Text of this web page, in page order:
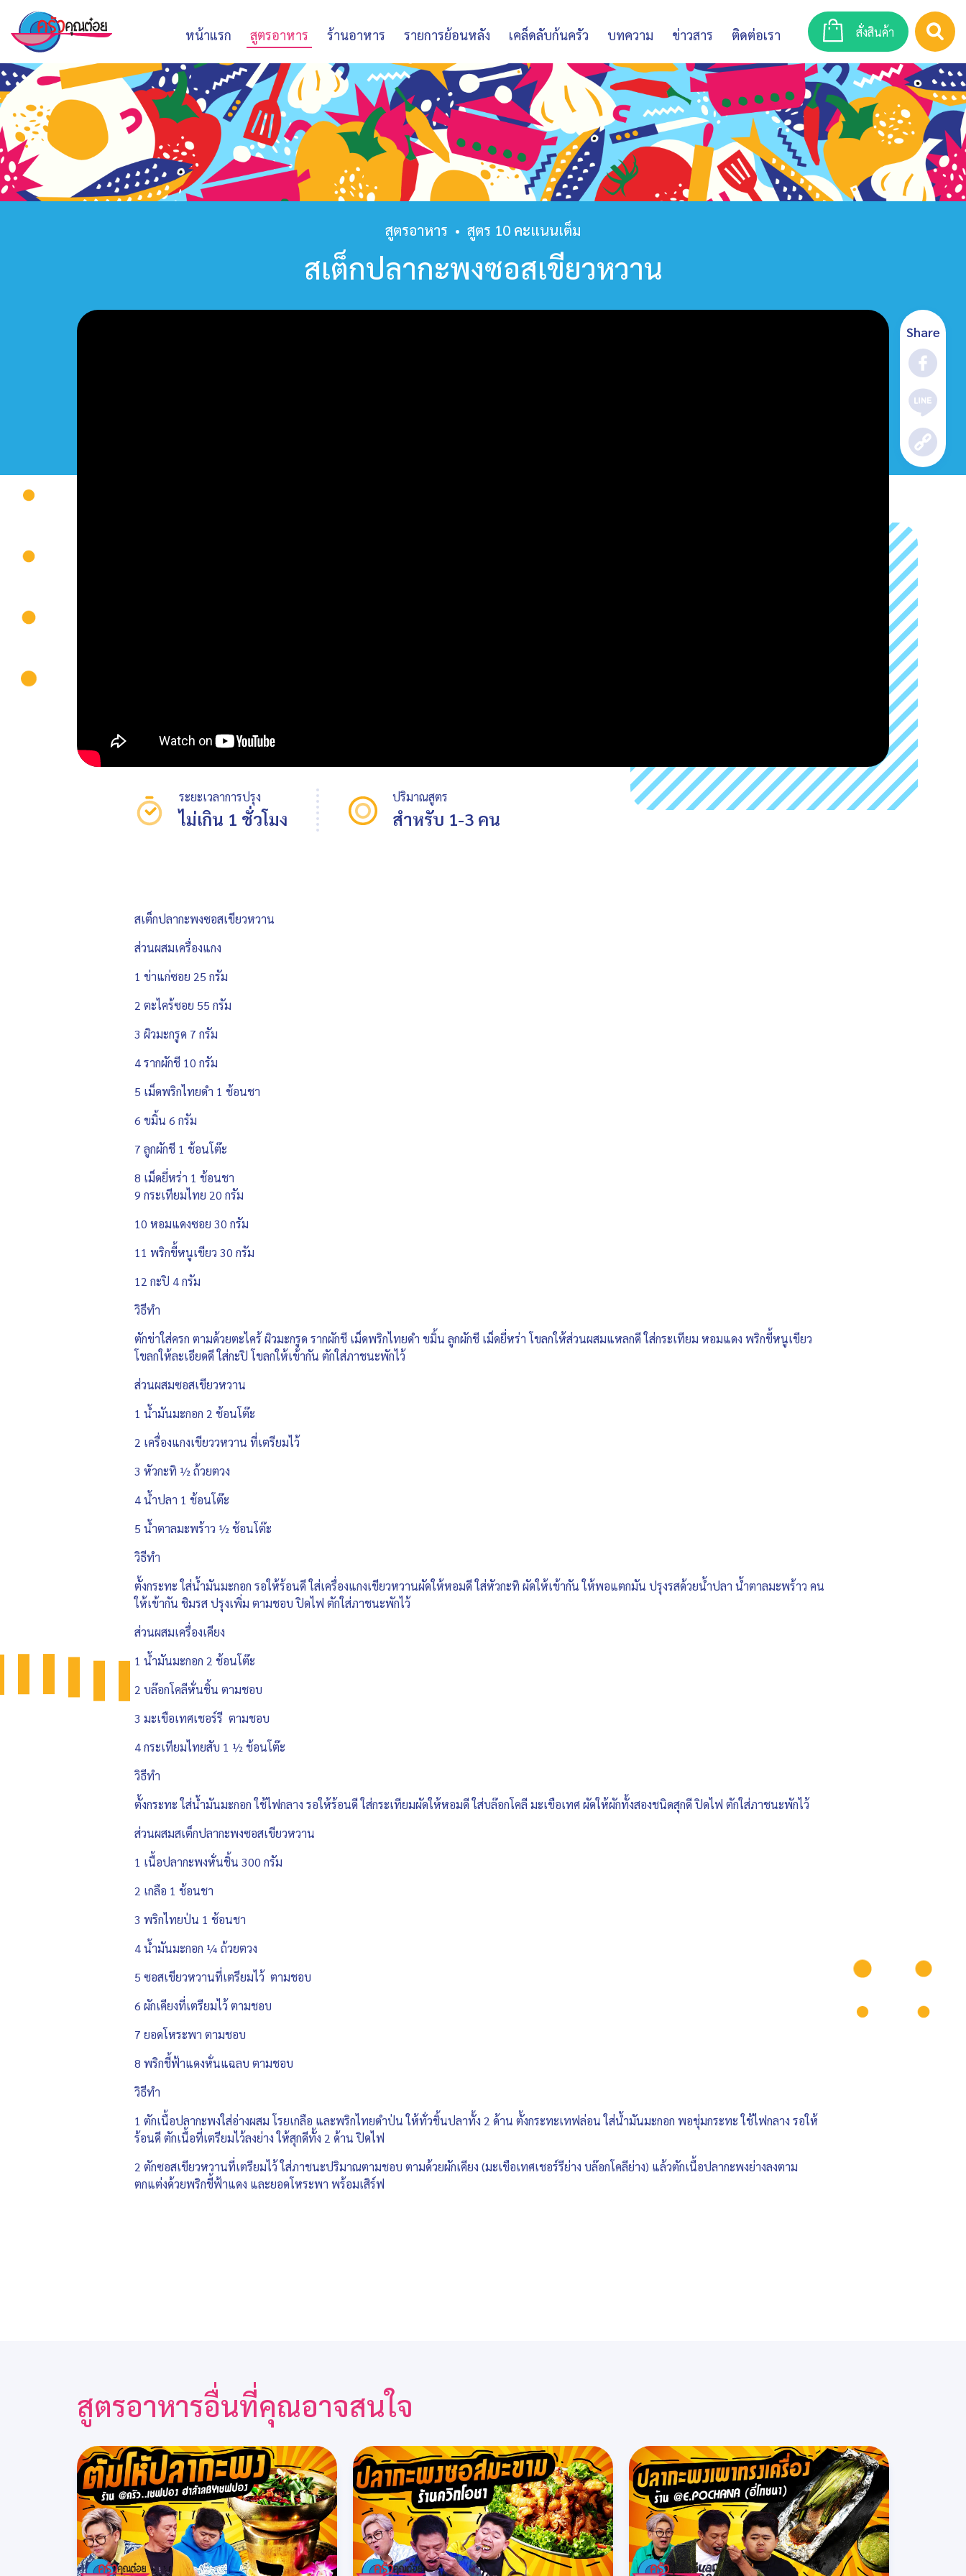
หน้าแรก สูตรอาหาร ร้านอาหาร รายการย้อนหลัง เคล็ดลับก้นครัว บทความ ข่าวสาร ติดต่อเรา สั่งสินค้า
สูตรอาหาร • สูตร 10 คะแนนเต็ม
สเต็กปลากะพงซอสเขียวหวาน
Share
ระยะเวลาการปรุง
ไม่เกิน 1 ชั่วโมง
ปริมาณสูตร
สำหรับ 1-3 คน
สเต็กปลากะพงซอสเขียวหวาน
ส่วนผสมเครื่องแกง
1 ข่าแก่ซอย 25 กรัม
2 ตะไคร้ซอย 55 กรัม
3 ผิวมะกรูด 7 กรัม
4 รากผักชี 10 กรัม
5 เม็ดพริกไทยดำ 1 ช้อนชา
6 ขมิ้น 6 กรัม
7 ลูกผักชี 1 ช้อนโต๊ะ
8 เม็ดยี่หร่า 1 ช้อนชา
9 กระเทียมไทย 20 กรัม
10 หอมแดงซอย 30 กรัม
11 พริกขี้หนูเขียว 30 กรัม
12 กะปิ 4 กรัม
วิธีทำ
ตักข่าใส่ครก ตามด้วยตะไคร้ ผิวมะกรูด รากผักชี เม็ดพริกไทยดำ ขมิ้น ลูกผักชี เม็ดยี่หร่า โขลกให้ส่วนผสมแหลกดี ใส่กระเทียม หอมแดง พริกขี้หนูเขียว
โขลกให้ละเอียดดี ใส่กะปิ โขลกให้เข้ากัน ตักใส่ภาชนะพักไว้
ส่วนผสมซอสเขียวหวาน
1 น้ำมันมะกอก 2 ช้อนโต๊ะ
2 เครื่องแกงเขียววหวาน ที่เตรียมไว้
3 หัวกะทิ ½ ถ้วยตวง
4 น้ำปลา 1 ช้อนโต๊ะ
5 น้ำตาลมะพร้าว ½ ช้อนโต๊ะ
วิธีทำ
ตั้งกระทะ ใส่น้ำมันมะกอก รอให้ร้อนดี ใส่เครื่องแกงเขียวหวานผัดให้หอมดี ใส่หัวกะทิ ผัดให้เข้ากัน ให้พอแตกมัน ปรุงรสด้วยน้ำปลา น้ำตาลมะพร้าว คน
ให้เข้ากัน ชิมรส ปรุงเพิ่ม ตามชอบ ปิดไฟ ตักใส่ภาชนะพักไว้
ส่วนผสมเครื่องเคียง
1 น้ำมันมะกอก 2 ช้อนโต๊ะ
2 บล๊อกโคลีหั่นชิ้น ตามชอบ
3 มะเขือเทศเชอร์รี ตามชอบ
4 กระเทียมไทยสับ 1 ½ ช้อนโต๊ะ
วิธีทำ
ตั้งกระทะ ใส่น้ำมันมะกอก ใช้ไฟกลาง รอให้ร้อนดี ใส่กระเทียมผัดให้หอมดี ใส่บล๊อกโคลี มะเขือเทศ ผัดให้ผักทั้งสองชนิดสุกดี ปิดไฟ ตักใส่ภาชนะพักไว้
ส่วนผสมสเต็กปลากะพงซอสเขียวหวาน
1 เนื้อปลากะพงหั่นชิ้น 300 กรัม
2 เกลือ 1 ช้อนชา
3 พริกไทยป่น 1 ช้อนชา
4 น้ำมันมะกอก ¼ ถ้วยตวง
5 ซอสเขียวหวานที่เตรียมไว้ ตามชอบ
6 ผักเคียงที่เตรียมไว้ ตามชอบ
7 ยอดโหระพา ตามชอบ
8 พริกชี้ฟ้าแดงหั่นแฉลบ ตามชอบ
วิธีทำ
1 ตักเนื้อปลากะพงใส่อ่างผสม โรยเกลือ และพริกไทยดำป่น ให้ทั่วชิ้นปลาทั้ง 2 ด้าน ตั้งกระทะเทฟล่อน ใส่น้ำมันมะกอก พอชุ่มกระทะ ใช้ไฟกลาง รอให้
ร้อนดี ตักเนื้อที่เตรียมไว้ลงย่าง ให้สุกดีทั้ง 2 ด้าน ปิดไฟ
2 ตักซอสเขียวหวานที่เตรียมไว้ ใส่ภาชนะปริมาณตามชอบ ตามด้วยผักเคียง (มะเขือเทศเชอร์รีย่าง บล๊อกโคลีย่าง) แล้วตักเนื้อปลากะพงย่างลงตาม
ตกแต่งด้วยพริกขี้ฟ้าแดง และยอดโหระพา พร้อมเสิร์ฟ
สูตรอาหารอื่นที่คุณอาจสนใจ